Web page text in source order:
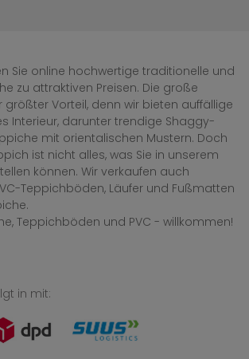
Sie online hochwertige traditionelle und
zu attraktiven Preisen. Die große
größter Vorteil, denn wir bieten auffällige
Interieur, darunter trendige Shaggy-
mit orientalischen Mustern. Doch
ist nicht alles, was Sie in unserem
können. Wir verkaufen auch
Teppichböden, Läufer und Fußmatten
Teppichböden und PVC - willkommen!
in mit: